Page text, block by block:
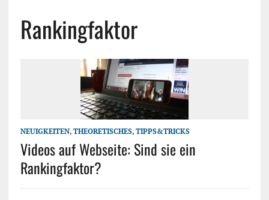
Rankingfaktor
NEUIGKEITEN, THEORETISCHES, TIPPS&TRICKS
Videos auf Webseite: Sind sie ein
Rankingfaktor?